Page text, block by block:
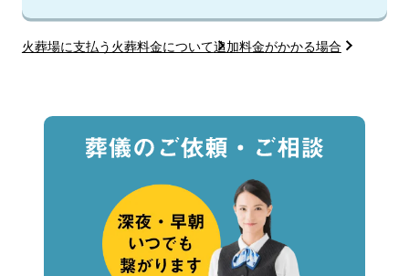
火葬場に支払う火葬料金について追加料金がかかる場合